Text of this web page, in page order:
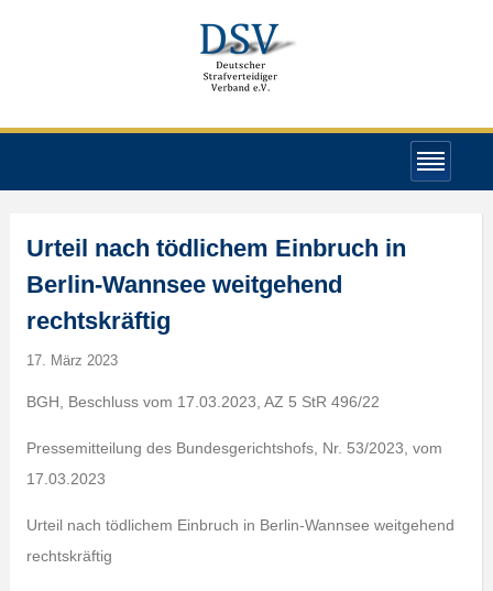
Urteil nach tödlichem Einbruch in
Berlin-Wannsee weitgehend
rechtskräftig
17. März 2023
BGH, Beschluss vom 17.03.2023, AZ 5 StR 496/22
Pressemitteilung des Bundesgerichtshofs, Nr. 53/2023, vom
17.03.2023
Urteil nach tödlichem Einbruch in Berlin-Wannsee weitgehend
rechtskräftig